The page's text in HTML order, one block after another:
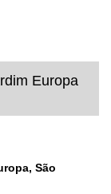
Europa
São